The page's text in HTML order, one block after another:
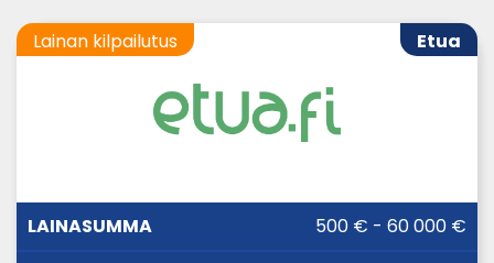
Etua
Lainan kilpailutus
LAINASUMMA KORKO500 € - 60 000 €